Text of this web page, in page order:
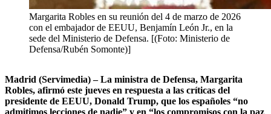
Margarita Robles en su reunión del 4 de marzo de 2026
con el embajador de EEUU, Benjamín León Jr., en la
sede del Ministerio de Defensa. [(Foto: Ministerio de
Defensa/Rubén Somonte)]
Madrid (Servimedia) – La ministra de Defensa, Margarita
Robles, afirmó este jueves en respuesta a las críticas del
presidente de EEUU, Donald Trump, que los españoles “no